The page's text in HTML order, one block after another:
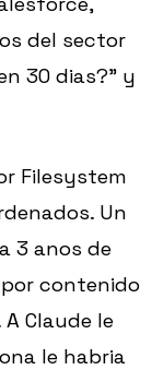
del sector
30 dias?" y
Filesystem
Un
3 anos de
contenido
Claude le
le habria